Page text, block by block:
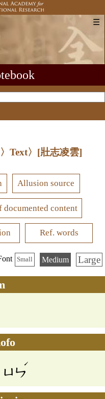
☰
Text〉 [壯志凌雲]
Allusion source
documented content
Ref. words
Small Medium Large
ㄩㄣ
ˊ